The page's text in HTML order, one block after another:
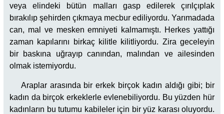
veya elindeki bütün malları gasp edilerek çırılçıplak
bırakılıp şehirden çıkmaya mecbur ediliyordu. Yarımadada
can, mal ve mesken emniyeti kalmamıştı. Herkes yattığı
zaman kapılarını birkaç kilitle kilitliyordu. Zira geceleyin
bir baskına uğrayıp canından, malından ve ailesinden
olmak istemiyordu.
Araplar arasında bir erkek birçok kadın aldığı gibi; bir
kadın da birçok erkeklerle evlenebiliyordu. Bu yüzden hür
kadınların bu tutumu kabileler için bir yüz karası oluyordu.